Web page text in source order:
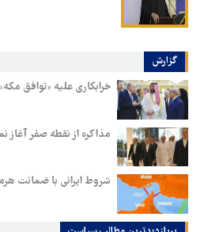
گزارش
خرابکاری علیه «توافق
مذاکره از نقطه صفر آغاز
شروط ایرانی با ضمانت